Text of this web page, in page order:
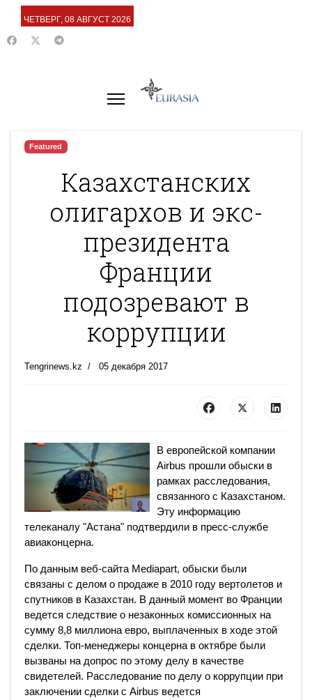
ЧЕТВЕРГ, 08 АВГУСТ 2026
Featured
Казахстанских
олигархов и экс-
президента
Франции
подозревают в
коррупции
Tengrinews.kz 05 декабря 2017
В европейской компании
Airbus прошли обыски в
рамках расследования,
связанного с Казахстаном.
Эту информацию
телеканалу "Астана" подтвердили в пресс-службе
авиаконцерна.
По данным веб-сайта Mediapart, обыски были
связаны с делом о продаже в 2010 году вертолетов и
спутников в Казахстан. В данный момент во Франции
ведется следствие о незаконных комиссионных на
сумму 8,8 миллиона евро, выплаченных в ходе этой
сделки. Топ-менеджеры концерна в октябре были
вызваны на допрос по этому делу в качестве
свидетелей. Расследование по делу о коррупции при
заключении сделки с Airbus ведется